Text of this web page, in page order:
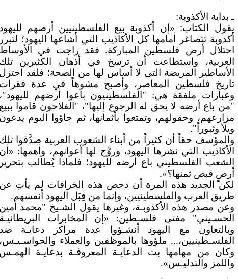
ـ بداية الأكذوبة:
يقول الكتاب: «إن أكذوبة بيع الفلسطينيين أرضهم
أكذوبة تتصاغر أمامها كل الأكاذيب التي أشاعها اليهود؛
احتلال أرض فلسطين المباركة. فقد راجت في
العربية، واستطاعت أن ترسخ في أذهان الكثيرين
الأساطير المريضة التي لا أساس لها من الصحة؛ فلقد
تاريخ فلسطين المعاصر، وأصبح مشوهاً في عدة
وعبارات ملفقة هي: "الفلسطينيون باعوا أرضهم
"من باع أرضه لا يحق له الرجوع إليها"، "الفلاحون قاموا
مزارعهم، وحقولهم، وتمتعوا بأثمانها، ثم جاؤوا اليوم
ويلاً وثبوراً".
والمؤسف حقاً أن كثيراً من أبناء الشعوب العربية صدَّقوا
الأكاذيب التي نشرها اليهود، وروَّج لها أعوانهم، وأهمها:
الشعب الفلسطيني باع أرضه لليهود؛ فلماذا يُطالب
أرضٍ قبض ثمنها؟».
لكن الجديد هذه المرة أن دحض هذه الخرافات لم يأتِ
طريق العرب والفلسطينيين، وإنما من قِبَل اليهود أنفسهم.
وعن مصدر هذه الأكذوبـة، وغيرها يقول الشـيخ "محمد
الحسـيني" مفتي فلسـطين: «إن المخابرات
وبالتعاون مع اليهود أنشـؤوا عدة مراكز دعايـة
الفلسـطينيين،... ملؤوها بالموظفين والعملاء
وكان من مهامها بث الدعايـة المعروفـة بدعايـة
واللمز والتدليـس».